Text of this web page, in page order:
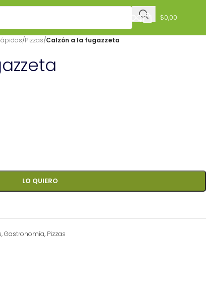
$0,00
/Pizzas/Calzón a la fugazzeta
LO QUIERO
,Gastronomía, Pizzas